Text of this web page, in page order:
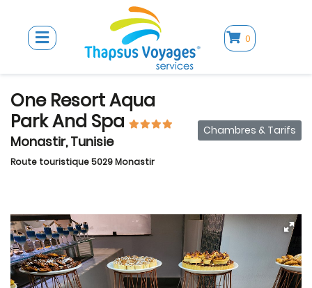
0
One Resort Aqua
Park And Spa
Monastir, Tunisie
Route touristique 5029 Monastir
Chambres & Tarifs